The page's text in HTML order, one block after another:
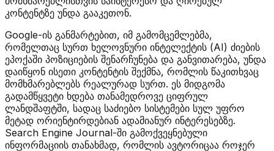
კონტენტზე უნდა გააკეთონ.
Google-ის განმარტებით, იმ გამომცემლებმა,
რომელთაც სურთ ხელოვნური ინტელექტის (AI) ძიების
ეპოქაში პოზიციების შენარჩუნება და განვითარება, უნდა
დაიწყონ ისეთი კონტენტის შექმნა, რომლის წაკითხვაც
მომხმარებლებს რეალურად სურთ. ეს მიდგომა
გადამწყვეტი ხდება თანამედროვე ციფრულ
ლანდშაფტში, სადაც საძიებო სისტემები სულ უფრო
მეტად ორიენტირდებიან ადამიანურ ინტერესებზე.
Search Engine Journal-ში გამოქვეყნებული
ინფორმაციის თანახმად, რომლის ავტორიცაა როჯერ